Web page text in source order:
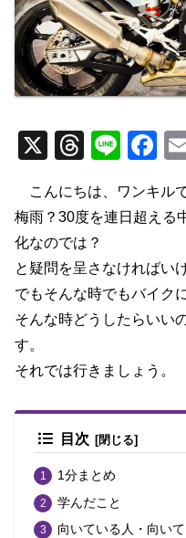
X
T
e
a
d
s
Li
e
F
c
e
b
o
o
こんにちは、ワンキル
梅雨？30度を連日超える
化なのでは？
と疑問を呈さなければい
でもそんな時でもバイク
そんな時どうしたらいい
す。
それでは行きましょう。
目次
1分まとめ
学んだこと
向いている人・向い